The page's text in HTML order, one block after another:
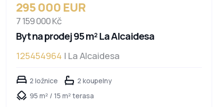
295 000 EUR
7 159 000 Kč
Byt na prodej 95 m² La Alcaidesa
125454964 | La Alcaidesa
2 ložnice
2 koupelny
95 m² / 15 m² terasa